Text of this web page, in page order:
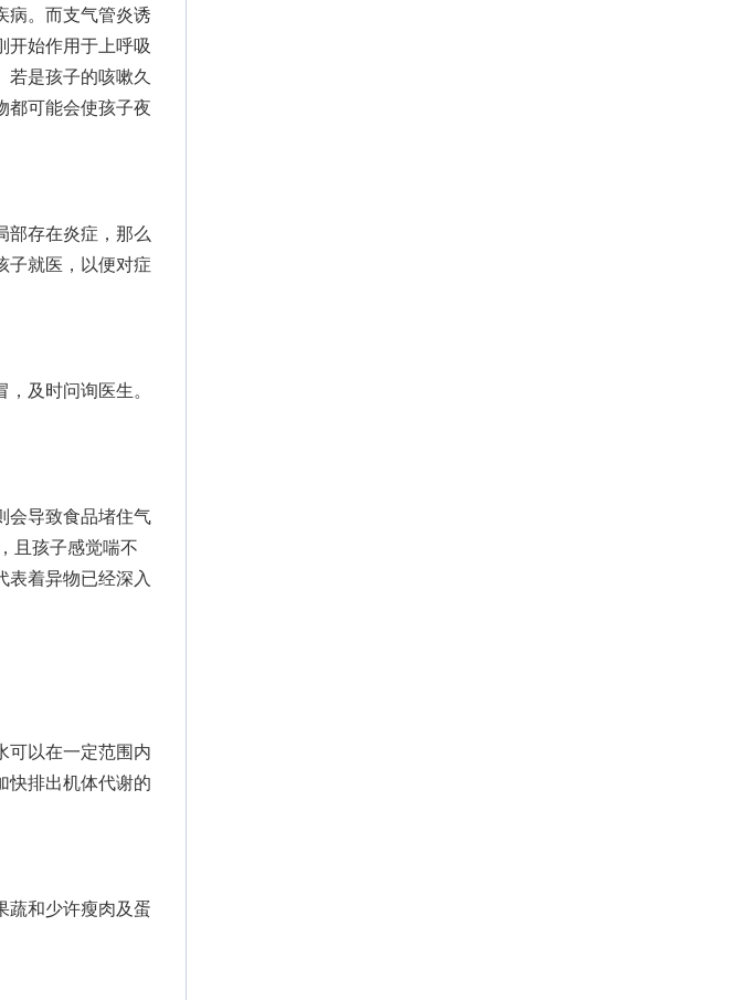
。而支气管炎诱
开始作用于上呼吸
若是孩子的咳嗽久
都可能会使孩子夜
存在炎症，那么
子就医，以便对症
及时问询医生。
导致食品堵住气
且孩子感觉喘不
表着异物已经深入
以在一定范围内
快排出机体代谢的
和少许瘦肉及蛋